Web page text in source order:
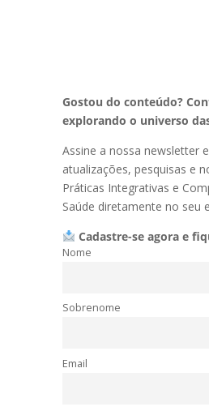
Gostou do conteúdo?
explorando o universo
Assine a nossa newsletter
atualizações, pesquisas e
Práticas Integrativas e
Saúde diretamente no seu
Cadastre-se agora e
Nome
Sobrenome
Email